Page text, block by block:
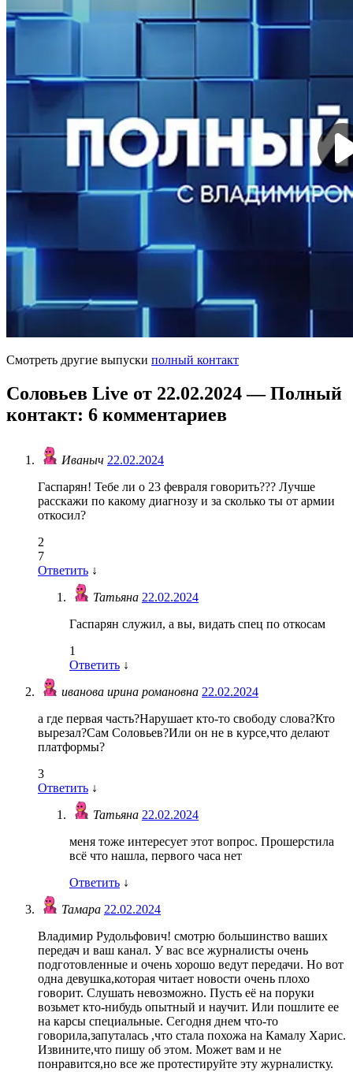
Смотреть другие выпуски полный контакт
Соловьев Live от 22.02.2024 — Полный
контакт: 6 комментариев
Иваныч 22.02.2024
Гаспарян! Тебе ли о 23 февраля говорить??? Лучше
расскажи по какому диагнозу и за сколько ты от армии
откосил?
2
7
Ответить ↓
Татьяна 22.02.2024
Гаспарян служил, а вы, видать спец по откосам
1
Ответить ↓
иванова ирина романовна 22.02.2024
а где первая часть?Нарушает кто-то свободу слова?Кто
вырезал?Сам Соловьев?Или он не в курсе,что делают
платформы?
3
Ответить ↓
Татьяна 22.02.2024
меня тоже интересует этот вопрос. Прошерстила
всё что нашла, первого часа нет
Ответить ↓
Тамара 22.02.2024
Владимир Рудольфович! смотрю большинство ваших
передач и ваш канал. У вас все журналисты очень
подготовленные и очень хорошо ведут передачи. Но вот
одна девушка,которая читает новости очень плохо
говорит. Слушать невозможно. Пусть её на поруки
возьмет кто-нибудь опытный и научит. Или пошлите ее
на карсы специальные. Сегодня днем что-то
говорила,запуталась ,что стала похожа на Камалу Харис.
Извините,что пишу об этом. Может вам и не
понравится,но все же протестируйте эту журналистку.